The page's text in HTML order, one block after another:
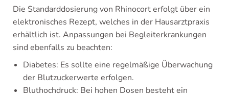
Die Standarddosierung von Rhinocort erfolgt über ein
elektronisches Rezept, welches in der Hausarztpraxis
erhältlich ist. Anpassungen bei Begleiterkrankungen
sind ebenfalls zu beachten:
Diabetes: Es sollte eine regelmäßige Überwachung
der Blutzuckerwerte erfolgen.
Bluthochdruck: Bei hohen Dosen besteht ein